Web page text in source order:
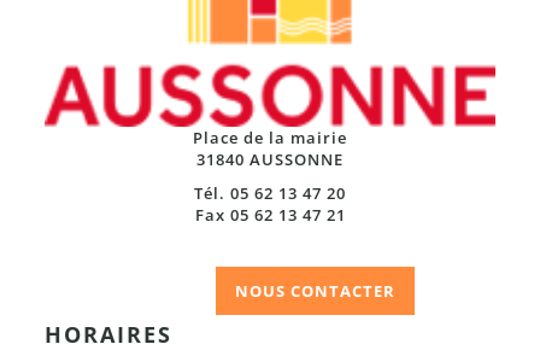
Place de la mairie
31840 AUSSONNE
Tél. 05 62 13 47 20
Fax 05 62 13 47 21
NOUS CONTACTER
HORAIRES